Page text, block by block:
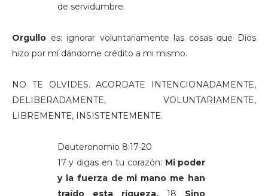
de servidumbre.
Orgullo es: ignorar voluntariamente las cosas que Dios
hizo por mí dándome crédito a mi mismo.
NO TE OLVIDES. ACORDATE INTENCIONADAMENTE,
DELIBERADAMENTE, VOLUNTARIAMENTE,
LIBREMENTE, INSISTENTEMENTE.
Deuteronomio 8:17-20
17 y digas en tu corazón: Mi poder
y la fuerza de mi mano me han
traído esta riqueza. 18 Sino